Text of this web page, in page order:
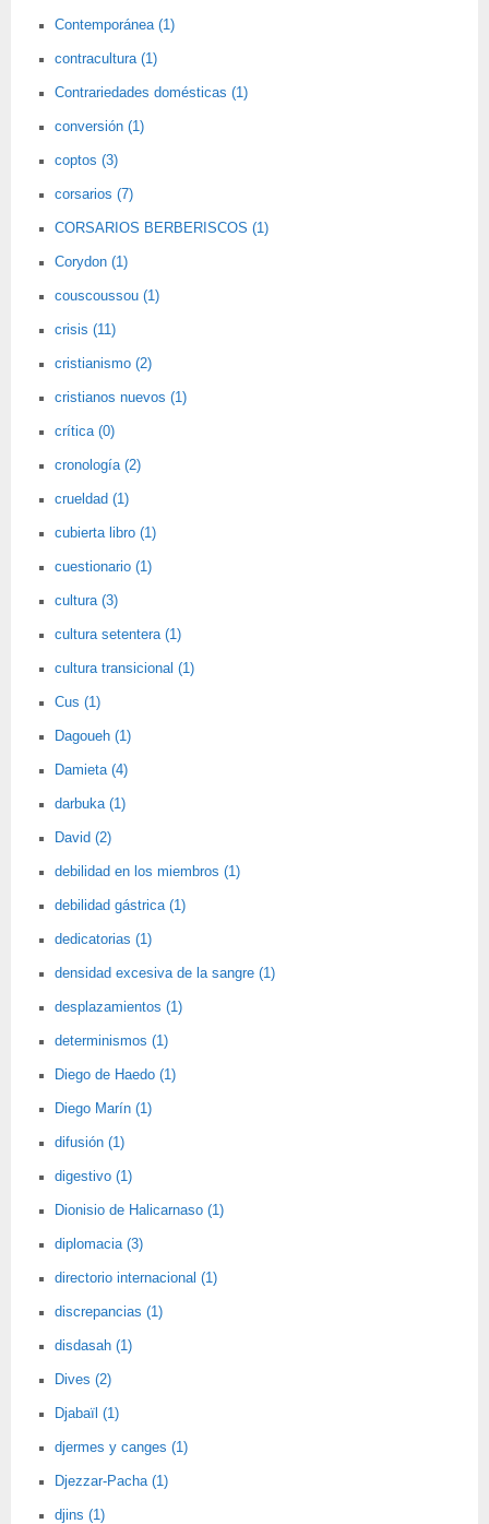
Contemporánea (1)
contracultura (1)
Contrariedades domésticas (1)
conversión (1)
coptos (3)
corsarios (7)
CORSARIOS BERBERISCOS (1)
Corydon (1)
couscoussou (1)
crisis (11)
cristianismo (2)
cristianos nuevos (1)
crítica (0)
cronología (2)
crueldad (1)
cubierta libro (1)
cuestionario (1)
cultura (3)
cultura setentera (1)
cultura transicional (1)
Cus (1)
Dagoueh (1)
Damieta (4)
darbuka (1)
David (2)
debilidad en los miembros (1)
debilidad gástrica (1)
dedicatorias (1)
densidad excesiva de la sangre (1)
desplazamientos (1)
determinismos (1)
Diego de Haedo (1)
Diego Marín (1)
difusión (1)
digestivo (1)
Dionisio de Halicarnaso (1)
diplomacia (3)
directorio internacional (1)
discrepancias (1)
disdasah (1)
Dives (2)
Djabaïl (1)
djermes y canges (1)
Djezzar-Pacha (1)
djins (1)